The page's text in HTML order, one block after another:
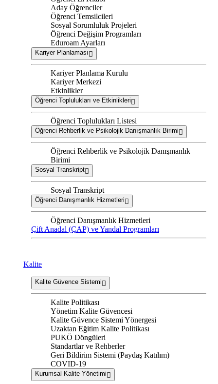
Aday Öğrenciler
Öğrenci Temsilcileri
Sosyal Sorumluluk Projeleri
Öğrenci Değişim Programları
Eduroam Ayarları
Kariyer Planlaması
Kariyer Planlama Kurulu
Kariyer Merkezi
Etkinlikler
Öğrenci Toplulukları ve Etkinlikleri
Öğrenci Toplulukları Listesi
Öğrenci Rehberlik ve Psikolojik Danışmanlık Birimi
Öğrenci Rehberlik ve Psikolojik Danışmanlık
Birimi
Sosyal Transkript
Sosyal Transkript
Öğrenci Danışmanlık Hizmetleri
Öğrenci Danışmanlık Hizmetleri
Çift Anadal (ÇAP) ve Yandal Programları
Kalite
Kalite Güvence Sistemi
Kalite Politikası
Yönetim Kalite Güvencesi
Kalite Güvence Sistemi Yönergesi
Uzaktan Eğitim Kalite Politikası
PUKÖ Döngüleri
Standartlar ve Rehberler
Geri Bildirim Sistemi (Paydaş Katılım)
COVID-19
Kurumsal Kalite Yönetimi